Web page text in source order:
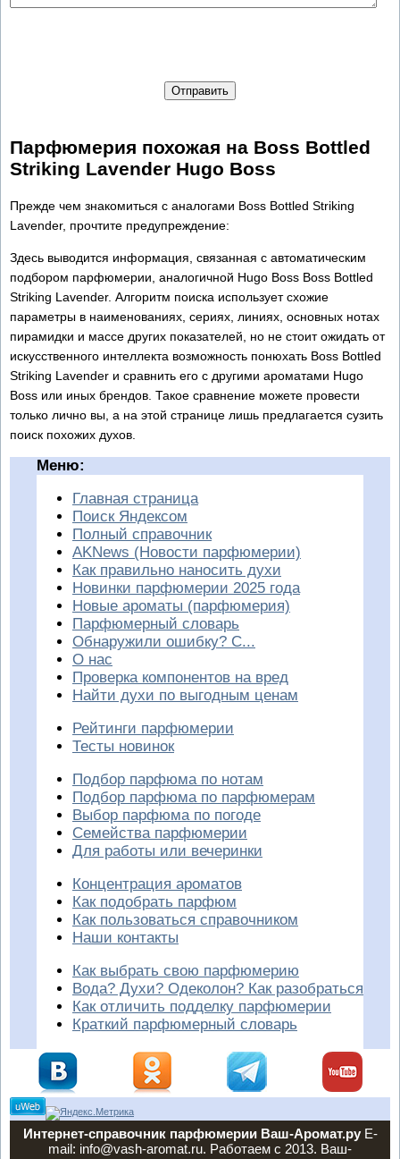
Отправить
Парфюмерия похожая на Boss Bottled
Striking Lavender Hugo Boss
Прежде чем знакомиться с аналогами Boss Bottled Striking
Lavender, прочтите предупреждение:
Здесь выводится информация, связанная с автоматическим
подбором парфюмерии, аналогичной Hugo Boss Boss Bottled
Striking Lavender. Алгоритм поиска использует схожие
параметры в наименованиях, сериях, линиях, основных нотах
пирамидки и массе других показателей, но не стоит ожидать от
искусственного интеллекта возможность понюхать Boss Bottled
Striking Lavender и сравнить его с другими ароматами Hugo
Boss или иных брендов. Такое сравнение можете провести
только лично вы, а на этой странице лишь предлагается сузить
поиск похожих духов.
Меню:
Главная страница
Поиск Яндексом
Полный справочник
AKNews (Новости парфюмерии)
Как правильно наносить духи
Новинки парфюмерии 2025 года
Новые ароматы (парфюмерия)
Парфюмерный словарь
Обнаружили ошибку? С...
О нас
Проверка компонентов на вред
Найти духи по выгодным ценам
Рейтинги парфюмерии
Тесты новинок
Подбор парфюма по нотам
Подбор парфюма по парфюмерам
Выбор парфюма по погоде
Семейства парфюмерии
Для работы или вечеринки
Концентрация ароматов
Как подобрать парфюм
Как пользоваться справочником
Наши контакты
Как выбрать свою парфюмерию
Вода? Духи? Одеколон? Как разобраться
Как отличить подделку парфюмерии
Краткий парфюмерный словарь
Интернет-справочник парфюмерии Ваш-Аромат.руE-
mail: info@vash-aromat.ru. Работаем с 2013. Ваш-